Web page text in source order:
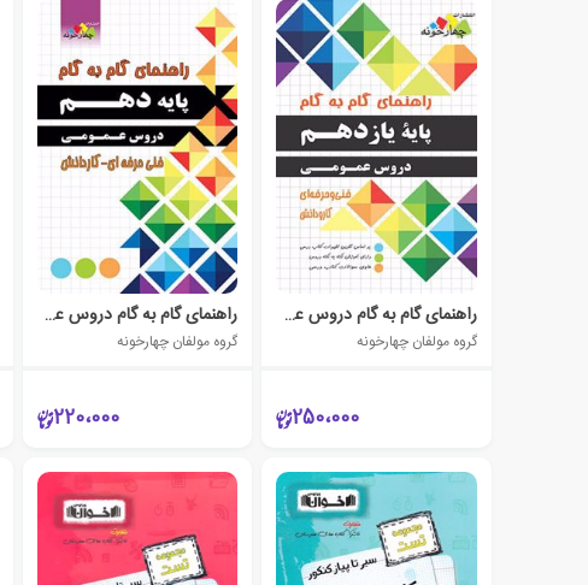
راهنمای گام به گام دروس عمومی یازدهم
گروه مولفان چهارخونه
250،000
راهنمای گام به گام دروس عمومی دهم
گروه مولفان چهارخونه
220،000